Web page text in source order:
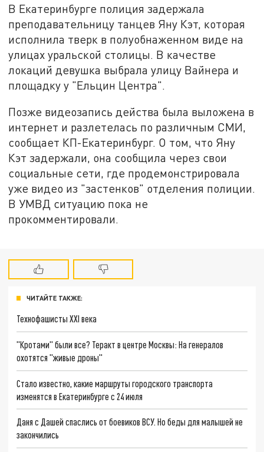
В Екатеринбурге полиция задержала
преподавательницу танцев Яну Кэт, которая
исполнила тверк в полуобнаженном виде на
улицах уральской столицы. В качестве
локаций девушка выбрала улицу Вайнера и
площадку у "Ельцин Центра".
Позже видеозапись действа была выложена в
интернет и разлетелась по различным СМИ,
сообщает КП-Екатеринбург. О том, что Яну
Кэт задержали, она сообщила через свои
социальные сети, где продемонстрировала
уже видео из "застенков" отделения полиции.
В УМВД ситуацию пока не
прокомментировали.
ЧИТАЙТЕ ТАКЖЕ:
Технофашисты XXI века
"Кротами" были все? Теракт в центре Москвы: На генералов
охотятся "живые дроны"
Стало известно, какие маршруты городского транспорта
изменятся в Екатеринбурге с 24 июля
Даня с Дашей спаслись от боевиков ВСУ. Но беды для малышей не
закончились